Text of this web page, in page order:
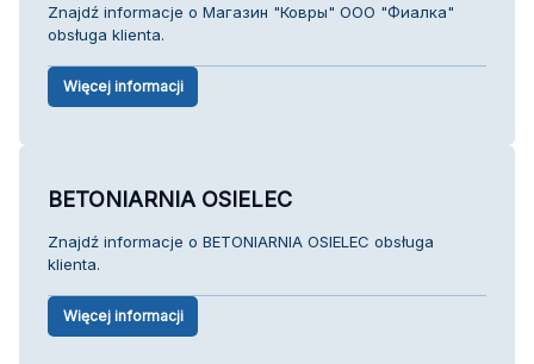
Znajdź informacje o Магазин "Ковры" ООО "Фиалка"
obsługa klienta.
Więcej informacji
BETONIARNIA OSIELEC
Znajdź informacje o BETONIARNIA OSIELEC obsługa
klienta.
Więcej informacji